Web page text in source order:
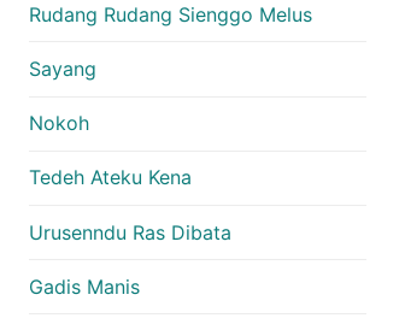
Rudang Rudang Sienggo Melus
Sayang
Nokoh
Tedeh Ateku Kena
Urusenndu Ras Dibata
Gadis Manis